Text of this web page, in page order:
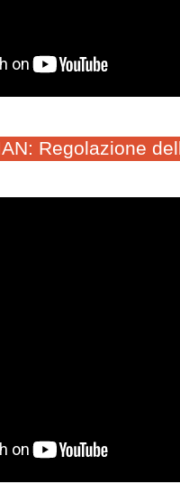
Regolazione